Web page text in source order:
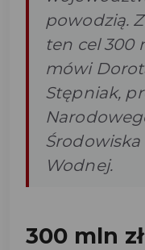
powodzią.
ten cel 300
mówi
Stępniak,
Wodnej.
300 mln